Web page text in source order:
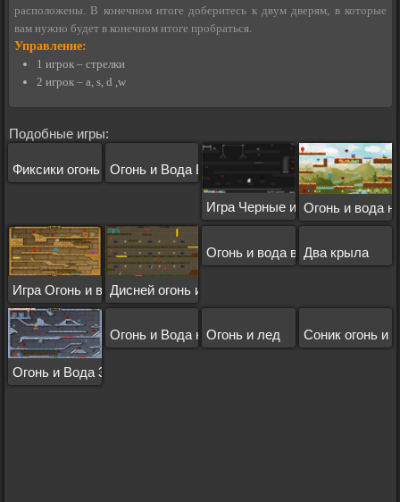
расположены. В конечном итоге доберитесь к двум дверям, в которые
вам нужно будет в конечном итоге пробраться.
Управление:
1 игрок – стрелки
2 игрок – a, s, d ,w
Подобные игры:
Фиксики огонь и водаОгонь и Вода В Пустыне
Игра Черные и БелыеОгонь и вода
Игра Огонь и вода 2Дисней огонь и вода
Огонь и вода выживание
Два крыла
Огонь и Вода 3
Огонь и Вода на Жутком Острове 3
Огонь и лед Соник огонь и